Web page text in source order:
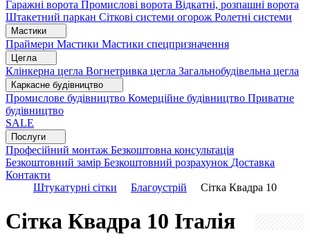
Гаражні ворота Промислові ворота Відкатні, розпашні ворота
Штакетний паркан Сіткові системи огорож Ролетні системи
Мастики
Праймери Мастики Мастики спецпризначення
Цегла
Клінкерна цегла Вогнетривка цегла Загальнобудівельна цегла
Каркасне будівництво
Промислове будівництво Комерційне будівництво Приватне
будівництво
SALE
Послуги
Професійний монтаж Безкоштовна консультація
Безкоштовний замір Безкоштовний розрахунок Доставка
Контакти
Штукатурні сітки
Благоустрій Сітка Квадра 10
Сітка Квадра 10 Італія